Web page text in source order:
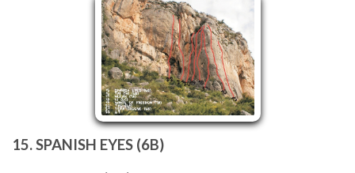
15. SPANISH EYES (6B)